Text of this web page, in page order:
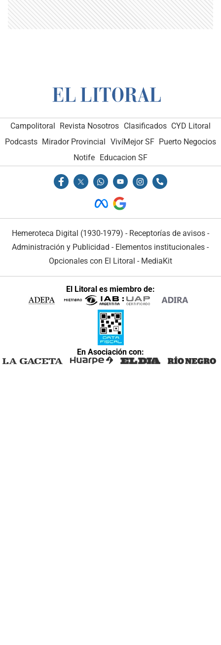
Campolitoral Revista Nosotros Clasificados CYD Litoral
Podcasts Mirador Provincial VivíMejor SF Puerto Negocios
Notife Educacion SF
Hemeroteca Digital (1930-1979) - Receptorías de avisos -
Administración y Publicidad - Elementos institucionales -
Opcionales con El Litoral - MediaKit
El Litoral es miembro de:
En Asociación con: